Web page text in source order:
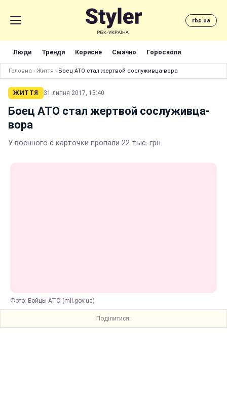
rbc.ua
Люди Тренди Корисне Смачно Гороскопи
Головна › Життя › Боец АТО стал жертвой сослуживца-вора
ЖИТТЯ 31 липня 2017, 15:40
Боец АТО стал жертвой сослуживца-
вора
У военного с карточки пропали 22 тыс. грн
Фото: Бойцы АТО (mil.gov.ua)
Поділитися: